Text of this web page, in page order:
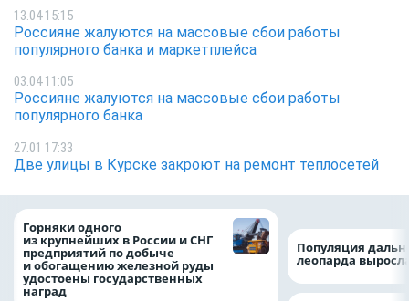
13.04 15:15
Россияне жалуются на массовые сбои работы
популярного банка и маркетплейса
03.04 11:05
Россияне жалуются на массовые сбои работы
популярного банка
27.01 17:33
Две улицы в Курске закроют на ремонт теплосетей
Горняки одного
из крупнейших в России и СНГ
предприятий по добыче
и обогащению железной руды
удостоены государственных
наград
Популяция
леопарда